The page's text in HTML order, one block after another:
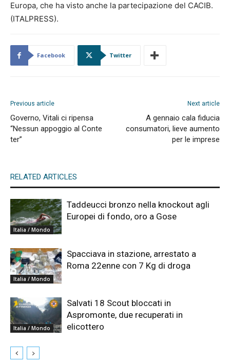
Europa, che ha visto anche la partecipazione del CACIB.
(ITALPRESS).
Facebook Twitter
Previous article
Governo, Vitali ci ripensa
“Nessun appoggio al Conte
ter”
Next article
A gennaio cala fiducia
consumatori, lieve aumento
per le imprese
RELATED ARTICLES
Italia / Mondo
Taddeucci bronzo nella knockout agli
Europei di fondo, oro a Gose
Italia / Mondo
Spacciava in stazione, arrestato a
Roma 22enne con 7 Kg di droga
Italia / Mondo
Salvati 18 Scout bloccati in
Aspromonte, due recuperati in
elicottero